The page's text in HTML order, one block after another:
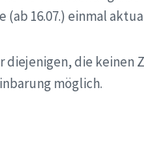
(ab 16.07.) einmal
die keinen
möglich.